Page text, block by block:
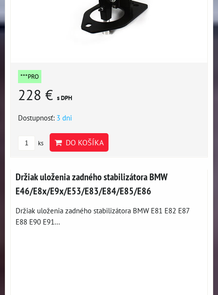
***PRO
228 € s DPH
Dostupnosť: 3 dni
ks DO KOŠÍKA
Držiak uloženia zadného stabilizátora BMW
E46/E8x/E9x/E53/E83/E84/E85/E86
Držiak uloženia zadného stabilizátora BMW E81 E82 E87
E88 E90 E91...